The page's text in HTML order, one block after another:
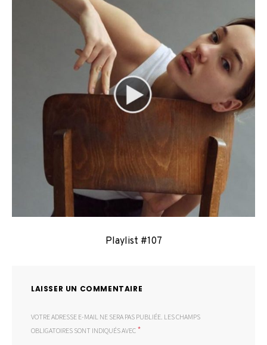
Playlist #107
LAISSER UN COMMENTAIRE
VOTRE ADRESSE E-MAIL NE SERA PAS PUBLIÉE. LES CHAMPS
OBLIGATOIRES SONT INDIQUÉS AVEC *